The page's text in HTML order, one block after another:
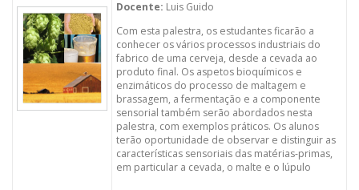
Docente: Luis Guido
Com esta palestra, os estudantes ficarão a
conhecer os vários processos industriais do
fabrico de uma cerveja, desde a cevada ao
produto final. Os aspetos bioquímicos e
enzimáticos do processo de maltagem e
brassagem, a fermentação e a componente
sensorial também serão abordados nesta
palestra, com exemplos práticos. Os alunos
terão oportunidade de observar e distinguir as
características sensoriais das matérias-primas,
em particular a cevada, o malte e o lúpulo